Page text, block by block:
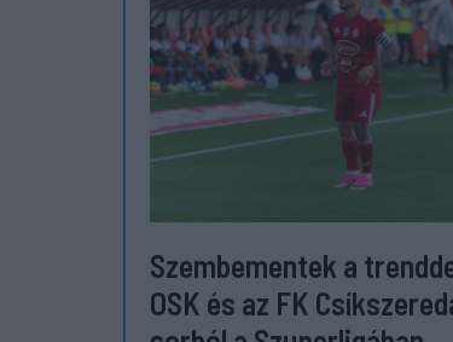
Szembementek a
OSK és az FK